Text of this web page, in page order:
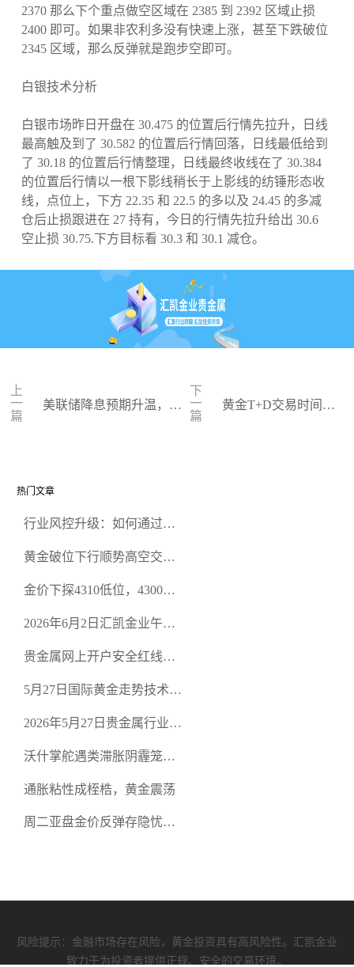
2370 那么下个重点做空区域在 2385 到 2392 区域止损
2400 即可。如果非农利多没有快速上涨，甚至下跌破位
2345 区域，那么反弹就是跑步空即可。
白银技术分析
白银市场昨日开盘在 30.475 的位置后行情先拉升，日线
最高触及到了 30.582 的位置后行情回落，日线最低给到
了 30.18 的位置后行情整理，日线最终收线在了 30.384
的位置后行情以一根下影线稍长于上影线的纺锤形态收
线，点位上，下方 22.35 和 22.5 的多以及 24.45 的多减
仓后止损跟进在 27 持有，今日的行情先拉升给出 30.6
空止损 30.75.下方目标看 30.3 和 30.1 减仓。
上
一
篇
美联储降息预期升温，金
下
一
篇
黄金T+D交易时间、
热门文章
行业风控升级：如何通过正
规黄金开户交易平台？
黄金破位下行顺势高空交易
金价下探4310低位，4300关
2026年6月2日汇凯金业午盘
空头清算算法如何布防？
贵金属网上开户安全红线：
恶意洗盘陷阱
5月27日国际黄金走势技术盘
规黄金平台全方位行情解析
2026年5月27日贵金属行业新
正规贵金属开户平台迎开户
热潮
沃什掌舵遇类滞胀阴霾笼
通胀粘性成桎梏，黄金震荡
周二亚盘金价反弹存隐忧，
风险提示：金融市场存在风险，黄金投资具有高风险性。汇凯金业
致力于为投资者提供正规、安全的交易环境。